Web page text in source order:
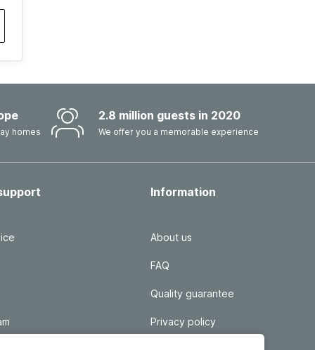
homes
2.8 million guests in 2020
We offer you a memorable experience
Information
About us
FAQ
Quality guarantee
Privacy policy